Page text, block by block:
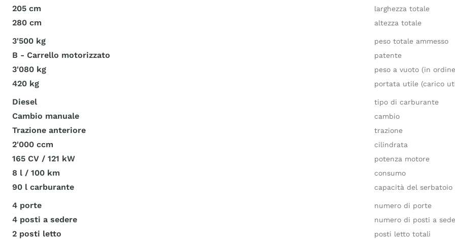
205 cm larghezza totale
280 cm altezza totale
3'500 kg peso totale ammesso
B - Carrello motorizzato patente
3'080 kg peso a vuoto (in
420 kg portata utile (carico
Diesel tipo di carburante
Cambio manuale cambio
Trazione anteriore trazione
2'000 ccm cilindrata
165 CV / 121 kW potenza motore
8 l / 100 km consumo
90 l carburante capacità del serbatoio
4 porte numero di porte
4 posti a sedere numero di posti a
2 posti letto posti letto totali